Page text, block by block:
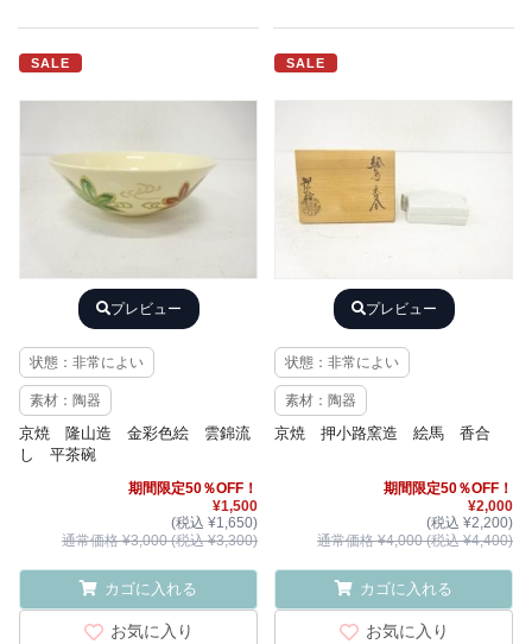
SALE
プレビュー
状態：非常によい
素材：陶器
京焼 隆山造 金彩色絵 雲錦流
し 平茶碗
期間限定50％OFF！
¥1,500
(税込 ¥1,650)
通常価格 ¥3,000 (税込 ¥3,300)
カゴに入れる
お気に入り
SALE
プレビュー
状態：非常によい
素材：陶器
京焼 押小路窯造 絵馬 香合
期間限定50％OFF！
¥2,000
(税込 ¥2,200)
通常価格 ¥4,000 (税込 ¥4,400)
カゴに入れる
お気に入り